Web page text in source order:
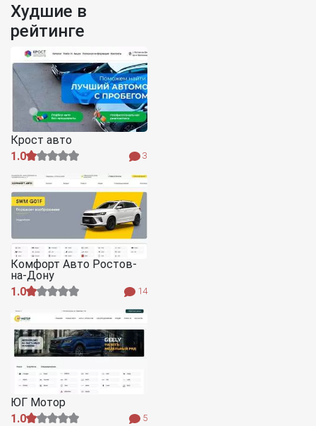
Худшие в
рейтинге
Крост авто
1.0
3
Комфорт Авто Ростов-
на-Дону
1.0
14
ЮГ Мотор
1.0
5